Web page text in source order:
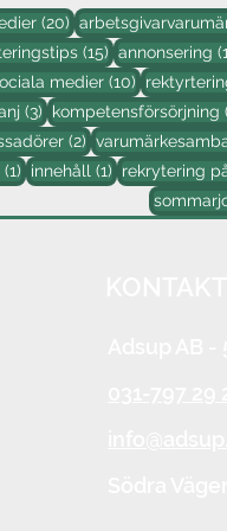
(20)20 inlägg
(15)15 inlägg
annonsering
medier (10)10 inlägg
(3)3 inlägg
kompetensförsörjning
(2)2 inlägg
(1)1 inlägg
innehåll (1)1 inlägg
rekrytering